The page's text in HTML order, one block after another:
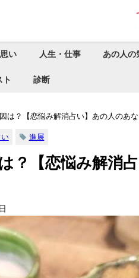
い 人生・仕事 あの人の
ト 診断
は？【恋悩み解消占い】あの人のあ
進展
？【恋悩み解消